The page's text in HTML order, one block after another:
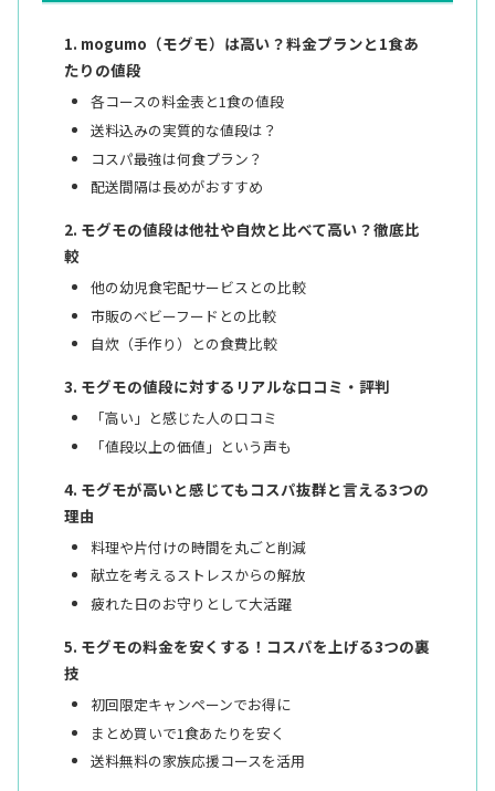
mogumo（モグモ）は高い？料金プランと1食あ
たりの値段
各コースの料金表と1食の値段
送料込みの実質的な値段は？
コスパ最強は何食プラン？
配送間隔は長めがおすすめ
モグモの値段は他社や自炊と比べて高い？徹底比
較
他の幼児食宅配サービスとの比較
市販のベビーフードとの比較
自炊（手作り）との食費比較
モグモの値段に対するリアルな口コミ・評判
「高い」と感じた人の口コミ
「値段以上の価値」という声も
モグモが高いと感じてもコスパ抜群と言える3つの
理由
料理や片付けの時間を丸ごと削減
献立を考えるストレスからの解放
疲れた日のお守りとして大活躍
モグモの料金を安くする！コスパを上げる3つの裏
技
初回限定キャンペーンでお得に
まとめ買いで1食あたりを安く
送料無料の家族応援コースを活用